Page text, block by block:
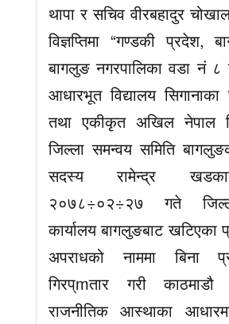
थापा र सचिव वीरबहादुर
विज्ञप्तिमा “गण्डकी प्रदेश,
बागलुङ नगरपालिका वडा नं ८
आधारभूत विद्यालय सिगानाका
तथा एकीकृत अखिल नेपाल
जिल्ला समन्वय समिति
सदस्य रामेन्द्र
२०७८÷०२÷२७ गते
कार्यालय बागलुङबाट खटिएका
अपराधको नाममा बिना
गिरप्mतार गरी
राजनीतिक आस्थाका